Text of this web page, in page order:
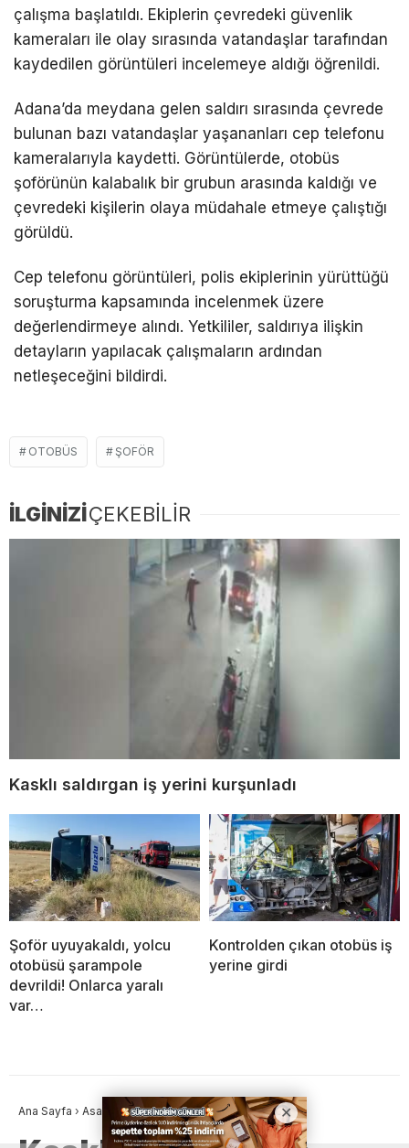
çalışma başlatıldı. Ekiplerin çevredeki güvenlik
kameraları ile olay sırasında vatandaşlar tarafından
kaydedilen görüntüleri incelemeye aldığı öğrenildi.
Adana’da meydana gelen saldırı sırasında çevrede
bulunan bazı vatandaşlar yaşananları cep telefonu
kameralarıyla kaydetti. Görüntülerde, otobüs
şoförünün kalabalık bir grubun arasında kaldığı ve
çevredeki kişilerin olaya müdahale etmeye çalıştığı
görüldü.
Cep telefonu görüntüleri, polis ekiplerinin yürüttüğü
soruşturma kapsamında incelenmek üzere
değerlendirmeye alındı. Yetkililer, saldırıya ilişkin
detayların yapılacak çalışmaların ardından
netleşeceğini bildirdi.
OTOBÜS ŞOFÖR
İLGİNİZİÇEKEBİLİR
Kasklı saldırgan iş yerini kurşunladı
Şoför uyuyakaldı, yolcu
otobüsü şarampole
devrildi! Onlarca yaralı
var…
Kontrolden çıkan otobüs iş
yerine girdi
Ana Sayfa › Asayiş